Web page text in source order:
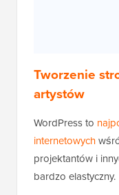
Tworzenie
artystów
WordPress to
internetowych
projektantów i
bardzo elastyczny.